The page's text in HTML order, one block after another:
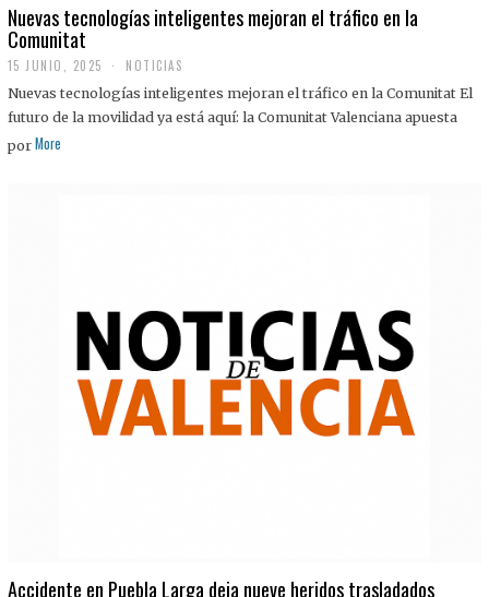
Nuevas tecnologías inteligentes mejoran el tráfico en la
Comunitat
15 JUNIO, 2025 NOTICIAS
Nuevas tecnologías inteligentes mejoran el tráfico en la Comunitat El
futuro de la movilidad ya está aquí: la Comunitat Valenciana apuesta
por More
Accidente en Puebla Larga deja nueve heridos trasladados